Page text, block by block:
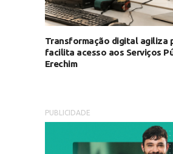
Transformação digital agiliza
facilita acesso aos Serviços
Erechim
PUBLICIDADE